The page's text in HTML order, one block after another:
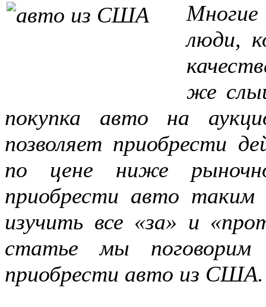
люди,
же
покупка авто на
позволяет приобрести
по цене ниже
приобрести авто таким
изучить все «за» и
статье мы
приобрести авто из США.